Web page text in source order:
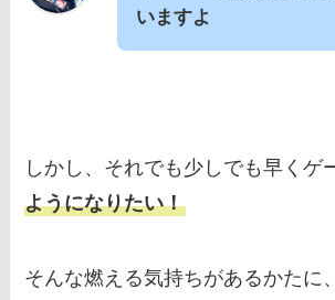
いますよ
しかし、それでも少しでも早くゲ
ようになりたい！
そんな燃える気持ちがあるかたに